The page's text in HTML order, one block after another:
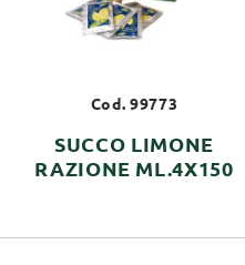
Cod. 99773
SUCCO LIMONE
RAZIONE ML.4X150